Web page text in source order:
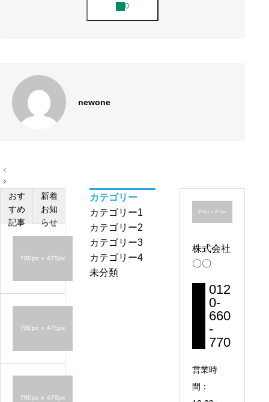
newone
投
稿
ナ
ゲ
ー
シ
おす
すめ
記事
新着
お知
らせ
投
稿
サ
カテゴリー
カテゴリー1
カテゴリー2
カテゴリー3
カテゴリー4
未分類
株式会社
〇〇
012
0-
660
-
770
営業時
間：